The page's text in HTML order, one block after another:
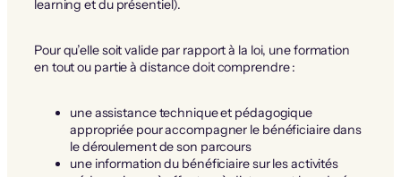
learning et du présentiel).
Pour qu’elle soit valide par rapport à la loi, une formation
en tout ou partie à distance doit comprendre :
une assistance technique et pédagogique
appropriée pour accompagner le bénéficiaire dans
le déroulement de son parcours
une information du bénéficiaire sur les activités